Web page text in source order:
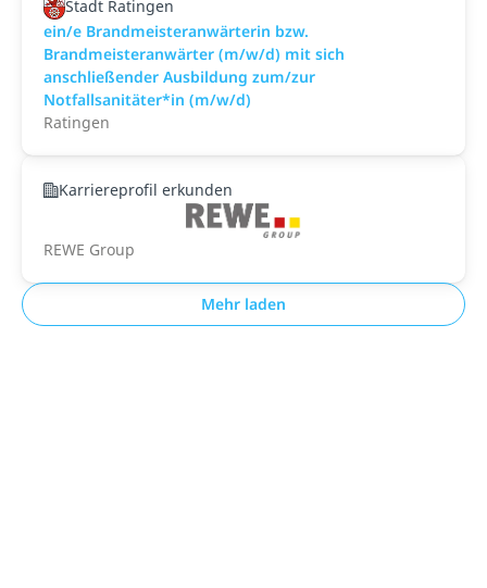
Stadt Ratingen
ein/e Brandmeisteranwärterin bzw.
Brandmeisteranwärter (m/w/d) mit sich
anschließender Ausbildung zum/zur
Notfallsanitäter*in (m/w/d)
Ratingen
Karriereprofil erkunden
REWE Group
Mehr laden